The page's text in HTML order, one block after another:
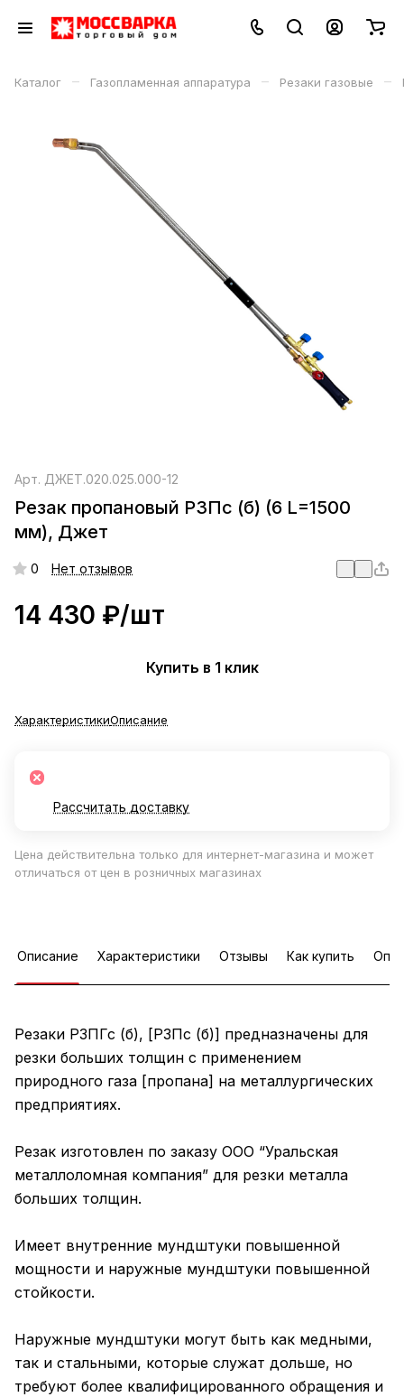
Каталог – Газопламенная аппаратура – Резаки газовые –
Арт. ДЖЕТ.020.025.000-12
Резак пропановый Р3Пс (б) (6 L=1500
мм), Джет
0 Нет отзывов
14 430 ₽/шт
Купить в 1 клик
ХарактеристикиОписание
Рассчитать доставку
Цена действительна только для интернет-магазина и может
отличаться от цен в розничных магазинах
Описание Характеристики Отзывы Как купить
Резаки Р3ПГс (б), [Р3Пс (б)] предназначены для
резки больших толщин с применением
природного газа [пропана] на металлургических
предприятиях.
Резак изготовлен по заказу ООО “Уральская
металлоломная компания” для резки металла
больших толщин.
Имеет внутренние мундштуки повышенной
мощности и наружные мундштуки повышенной
стойкости.
Наружные мундштуки могут быть как медными,
так и стальными, которые служат дольше, но
требуют более квалифицированного обращения и